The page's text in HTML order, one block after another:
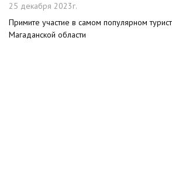
25 декабря 2023г.
Примите участие в самом популярном
Магаданской области